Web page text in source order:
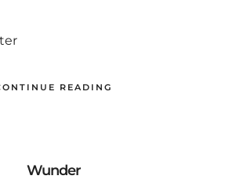
READING
Wunder